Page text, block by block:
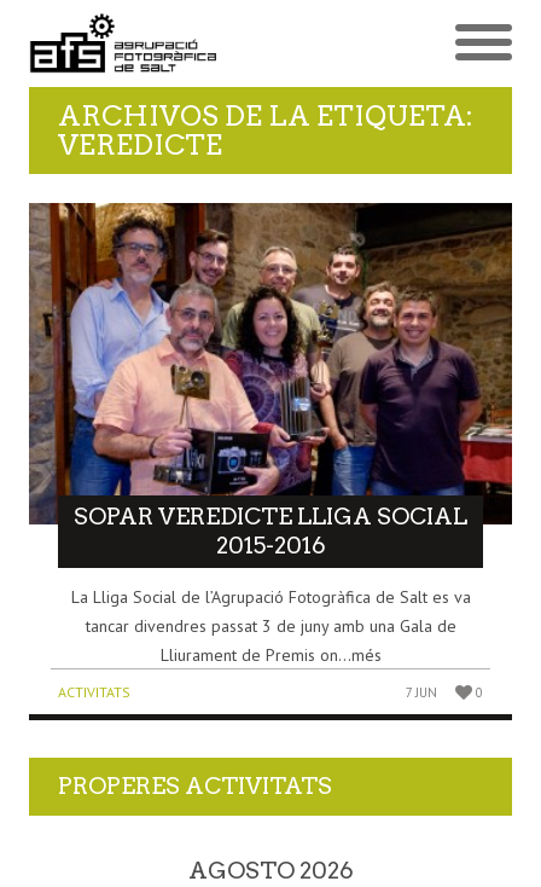
ARCHIVOS DE LA ETIQUETA:
VEREDICTE
SOPAR VEREDICTE LLIGA SOCIAL
2015-2016
La Lliga Social de l’Agrupació Fotogràfica de Salt es va
tancar divendres passat 3 de juny amb una Gala de
Lliurament de Premis on...més
ACTIVITATS 7 JUN 0
PROPERES ACTIVITATS
AGOSTO 2026